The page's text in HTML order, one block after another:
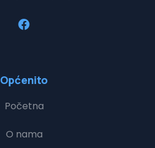
Općenito
Početna
O nama